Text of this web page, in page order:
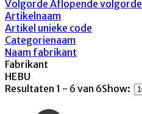
Volgorde Aflopende volgorde
Artikelnaam
Artikel unieke code
Categorienaam
Naam fabrikant
Fabrikant
HEBU
Resultaten 1 - 6 van 6Show: